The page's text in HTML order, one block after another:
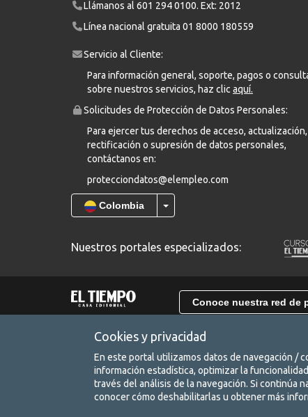
Llámanos al 601 294 0100. Ext: 2012
Línea nacional gratuita 01 8000 180559
Servicio al Cliente:
Para información general, soporte, pagos o
sobre nuestros servicios, haz clic aquí.
Solicitudes de Protección de Datos Personales:
Para ejercer tus derechos de acceso, actualización,
rectificación o supresión de datos personales,
contáctanos en:
protecciondatos@elempleo.com
Colombia
Nuestros portales especializados:
Conoce nuestra red de
Vinculado a la red de prestadores del Servicio
Resolución Número (0079) DE 2023. Ver
Cookies y privacidad
En este portal utilizamos datos de navegación /
información estadística, optimizar la
través del análisis de la navegación. Si continúa
conocer cómo deshabilitarlas u obtener más